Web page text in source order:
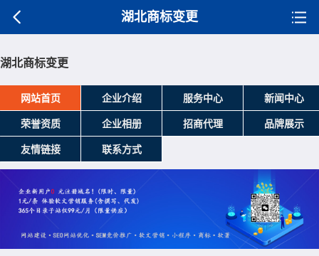
湖北商标变更
湖北商标变更
网站首页 企业介绍 服务中心 新闻中心
荣誉资质 企业相册 招商代理 品牌展示
友情链接 联系方式